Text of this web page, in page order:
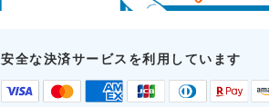
安全な決済サービスを利用しています